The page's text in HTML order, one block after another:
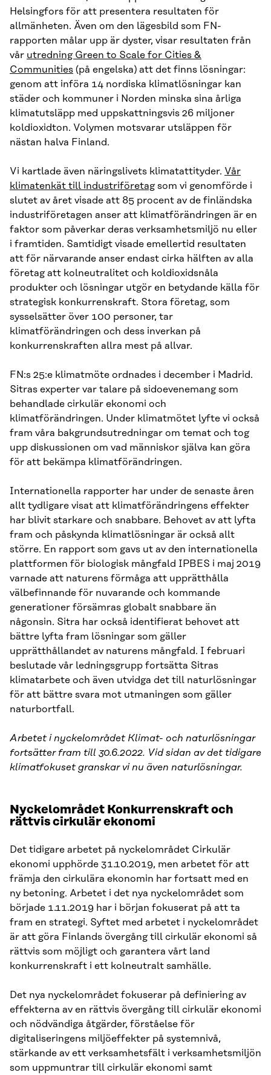
Helsingfors för att presentera resultaten för
allmänheten. Även om den lägesbild som FN-
rapporten målar upp är dyster, visar resultaten från
vår utredning Green to Scale for Cities &
Communities (på engelska) att det finns lösningar:
genom att införa 14 nordiska klimatlösningar kan
städer och kommuner i Norden minska sina årliga
klimatutsläpp med uppskattningsvis 26 miljoner
koldioxidton. Volymen motsvarar utsläppen för
nästan halva Finland.
Vi kartlade även näringslivets klimatattityder. Vår
klimatenkät till industriföretagsom vi genomförde i
slutet av året visade att 85 procent av de finländska
industriföretagen anser att klimatförändringen är en
faktor som påverkar deras verksamhetsmiljö nu eller
i framtiden. Samtidigt visade emellertid resultaten
att för närvarande anser endast cirka hälften av alla
företag att kolneutralitet och koldioxidsnåla
produkter och lösningar utgör en betydande källa för
strategisk konkurrenskraft. Stora företag, som
sysselsätter över 100 personer, tar
klimatförändringen och dess inverkan på
konkurrenskraften allra mest på allvar.
FN:s 25:e klimatmöte ordnades i december i Madrid.
Sitras experter var talare på sidoevenemang som
behandlade cirkulär ekonomi och
klimatförändringen. Under klimatmötet lyfte vi också
fram våra bakgrundsutredningar om temat och tog
upp diskussionen om vad människor själva kan göra
för att bekämpa klimatförändringen.
Internationella rapporter har under de senaste åren
allt tydligare visat att klimatförändringens effekter
har blivit starkare och snabbare. Behovet av att lyfta
fram och påskynda klimatlösningar är också allt
större. En rapport som gavs ut av den internationella
plattformen för biologisk mångfald IPBES i maj 2019
varnade att naturens förmåga att upprätthålla
välbefinnande för nuvarande och kommande
generationer försämras globalt snabbare än
någonsin. Sitra har också identifierat behovet att
bättre lyfta fram lösningar som gäller
upprätthållandet av naturens mångfald. I februari
beslutade vår ledningsgrupp fortsätta Sitras
klimatarbete och även utvidga det till naturlösningar
för att bättre svara mot utmaningen som gäller
naturbortfall.
Arbetet i nyckelområdet Klimat- och naturlösningar
fortsätter fram till 30.6.2022. Vid sidan av det tidigare
klimatfokuset granskar vi nu även naturlösningar.
Nyckelområdet Konkurrenskraft och
rättvis cirkulär ekonomi
Det tidigare arbetet på nyckelområdet Cirkulär
ekonomi upphörde 31.10.2019, men arbetet för att
främja den cirkulära ekonomin har fortsatt med en
ny betoning. Arbetet i det nya nyckelområdet som
började 1.11.2019 har i början fokuserat på att ta
fram en strategi. Syftet med arbetet i nyckelområdet
är att göra Finlands övergång till cirkulär ekonomi så
rättvis som möjligt och garantera vårt land
konkurrenskraft i ett kolneutralt samhälle.
Det nya nyckelområdet fokuserar på definiering av
effekterna av en rättvis övergång till cirkulär ekonomi
och nödvändiga åtgärder, förståelse för
digitaliseringens miljöeffekter på systemnivå,
stärkande av ett verksamhetsfält i verksamhetsmiljön
som uppmuntrar till cirkulär ekonomi samt